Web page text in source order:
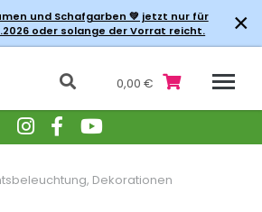
und Schafgarben 💚 jetzt nur für
oder solange der Vorrat reicht.
×
0,00 €
Dekorationen